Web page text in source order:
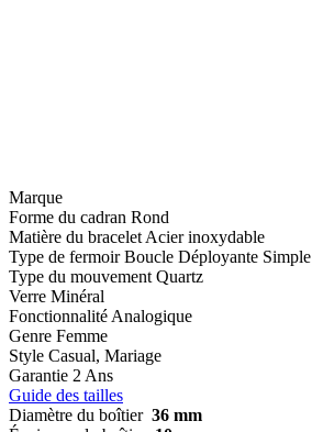
Marque
Forme du cadran Rond
Matière du bracelet Acier inoxydable
Type de fermoir Boucle Déployante Simple
Type du mouvement Quartz
Verre Minéral
Fonctionnalité Analogique
Genre Femme
Style Casual, Mariage
Garantie 2 Ans
Guide des tailles
Diamètre du boîtier 36 mm